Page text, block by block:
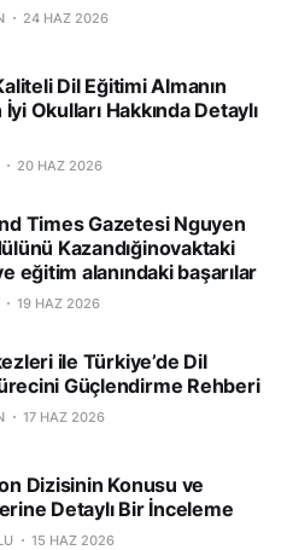
24 HAZ 2026
Dil Eğitimi Almanın
İyi Okulları Hakkında Detaylı
20 HAZ 2026
Times Gazetesi Nguyen
Kazandığinovaktaki
eğitim alanındaki başarılar
19 HAZ 2026
ile Türkiye’de Dil
Güçlendirme Rehberi
17 HAZ 2026
Dizisinin Konusu ve
Detaylı Bir İnceleme
15 HAZ 2026